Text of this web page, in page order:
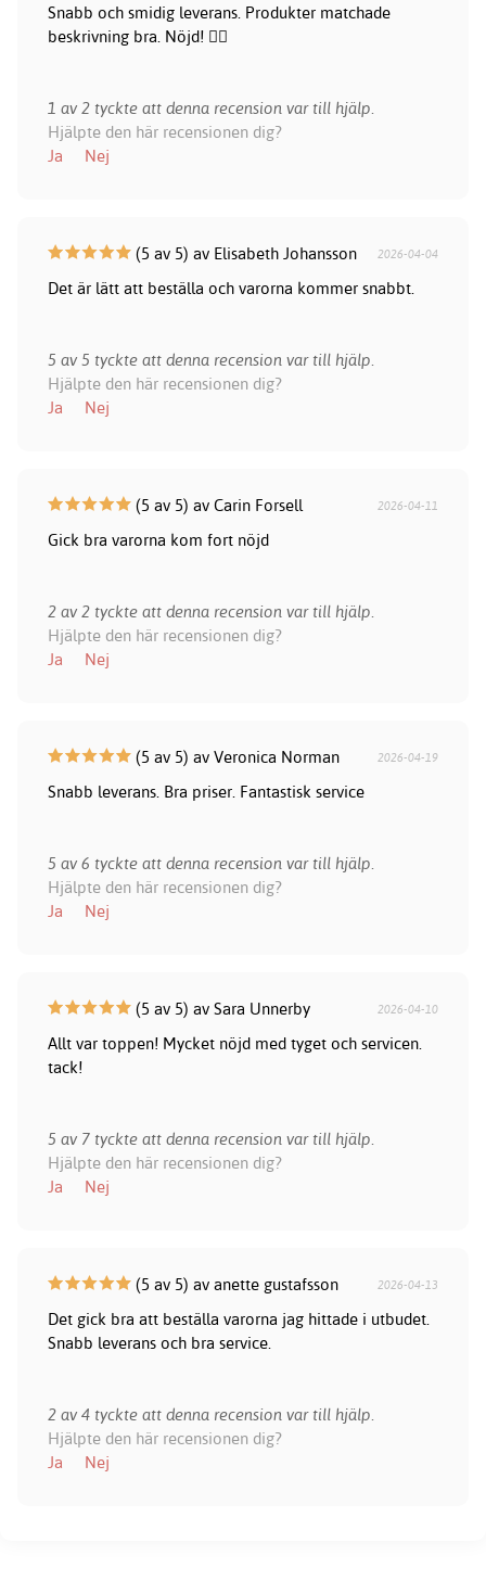
Snabb och smidig leverans. Produkter matchade
beskrivning bra. Nöjd! 👍🏻
1 av 2 tyckte att denna recension var till hjälp.
Hjälpte den här recensionen dig?
Ja
Nej
(5 av 5) av Elisabeth Johansson 2026-04-04
Det är lätt att beställa och varorna kommer snabbt.
5 av 5 tyckte att denna recension var till hjälp.
Hjälpte den här recensionen dig?
Ja
Nej
(5 av 5) av Carin Forsell 2026-04-11
Gick bra varorna kom fort nöjd
2 av 2 tyckte att denna recension var till hjälp.
Hjälpte den här recensionen dig?
Ja
Nej
(5 av 5) av Veronica Norman 2026-04-19
Snabb leverans. Bra priser. Fantastisk service
5 av 6 tyckte att denna recension var till hjälp.
Hjälpte den här recensionen dig?
Ja
Nej
(5 av 5) av Sara Unnerby 2026-04-10
Allt var toppen! Mycket nöjd med tyget och servicen.
tack!
5 av 7 tyckte att denna recension var till hjälp.
Hjälpte den här recensionen dig?
Ja
Nej
(5 av 5) av anette gustafsson 2026-04-13
Det gick bra att beställa varorna jag hittade i utbudet.
Snabb leverans och bra service.
2 av 4 tyckte att denna recension var till hjälp.
Hjälpte den här recensionen dig?
Ja
Nej